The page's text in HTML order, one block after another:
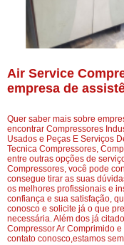
Air Service
empresa de
Quer saber mais sobre
encontrar Compressores
Usados e Peças E Serviços
Tecnica Compressores,
entre outras opções de
Compressores, você pode
consegue tirar as suas
os melhores profissionais e
confiança e sua satisfação,
conosco e solicite já o que
necessária. Além dos já
Compressor Ar Comprimido
contato conosco,estamos